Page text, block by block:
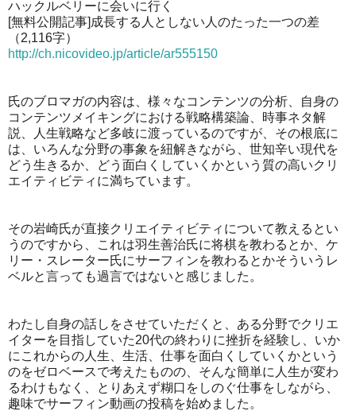
ハックルベリーに会いに行く
[無料公開記事]成長する人としない人のたった一つの差
（2,116字）
http://ch.nicovideo.jp/article/ar555150
氏のブロマガの内容は、様々なコンテンツの分析、自身の
コンテンツメイキングにおける戦略構築論、時事ネタ解
説、人生戦略など多岐に渡っているのですが、その根底に
は、いろんな分野の事象を紐解きながら、世知辛い現代を
どう生きるか、どう面白くしていくかという質の高いクリ
エイティビティに満ちています。
その岩崎氏が直接クリエイティビティについて教えるとい
うのですから、これは羽生善治氏に将棋を教わるとか、ケ
リー・スレーター氏にサーフィンを教わるとかそういうレ
ベルと言っても過言ではないと感じました。
わたし自身の話しをさせていただくと、ある分野でクリエ
イターを目指していた20代の終わりに挫折を経験し、いか
にこれからの人生、生活、仕事を面白くしていくかという
のをゼロベースで考えたものの、そんな簡単に人生が変わ
るわけもなく、とりあえず糊口をしのぐ仕事をしながら、
趣味でサーフィン動画の投稿を始めました。